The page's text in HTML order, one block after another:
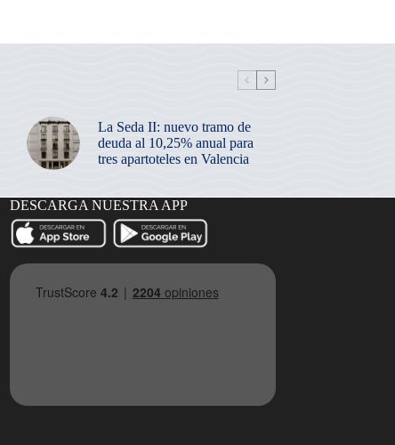
La Seda II: nuevo tramo de
deuda al 10,25% anual para
tres apartoteles en Valencia
DESCARGA NUESTRA APP